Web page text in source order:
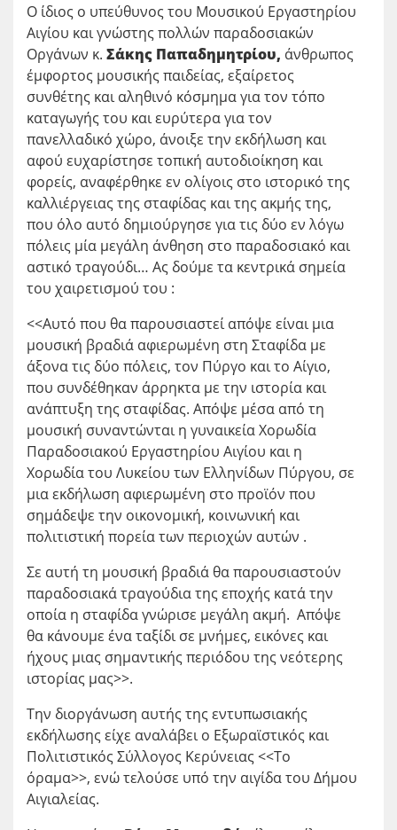
Ο ίδιος ο υπεύθυνος του Μουσικού Εργαστηρίου
Αιγίου και γνώστης πολλών παραδοσιακών
Οργάνων κ. Σάκης Παπαδημητρίου, άνθρωπος
έμφορτος μουσικής παιδείας, εξαίρετος
συνθέτης και αληθινό κόσμημα για τον τόπο
καταγωγής του και ευρύτερα για τον
πανελλαδικό χώρο, άνοιξε την εκδήλωση και
αφού ευχαρίστησε τοπική αυτοδιοίκηση και
φορείς, αναφέρθηκε εν ολίγοις στο ιστορικό της
καλλιέργειας της σταφίδας και της ακμής της,
που όλο αυτό δημιούργησε για τις δύο εν λόγω
πόλεις μία μεγάλη άνθηση στο παραδοσιακό και
αστικό τραγούδι… Ας δούμε τα κεντρικά σημεία
του χαιρετισμού του :
<<Αυτό που θα παρουσιαστεί απόψε είναι μια
μουσική βραδιά αφιερωμένη στη Σταφίδα με
άξονα τις δύο πόλεις, τον Πύργο και το Αίγιο,
που συνδέθηκαν άρρηκτα με την ιστορία και
ανάπτυξη της σταφίδας. Απόψε μέσα από τη
μουσική συναντώνται η γυναικεία Χορωδία
Παραδοσιακού Εργαστηρίου Αιγίου και η
Χορωδία του Λυκείου των Ελληνίδων Πύργου, σε
μια εκδήλωση αφιερωμένη στο προϊόν που
σημάδεψε την οικονομική, κοινωνική και
πολιτιστική πορεία των περιοχών αυτών .
Σε αυτή τη μουσική βραδιά θα παρουσιαστούν
παραδοσιακά τραγούδια της εποχής κατά την
οποία η σταφίδα γνώρισε μεγάλη ακμή. Απόψε
θα κάνουμε ένα ταξίδι σε μνήμες, εικόνες και
ήχους μιας σημαντικής περιόδου της νεότερης
ιστορίας μας>>.
Την διοργάνωση αυτής της εντυπωσιακής
εκδήλωσης είχε αναλάβει ο Εξωραϊστικός και
Πολιτιστικός Σύλλογος Κερύνειας <<Το
όραμα>>, ενώ τελούσε υπό την αιγίδα του Δήμου
Αιγιαλείας.